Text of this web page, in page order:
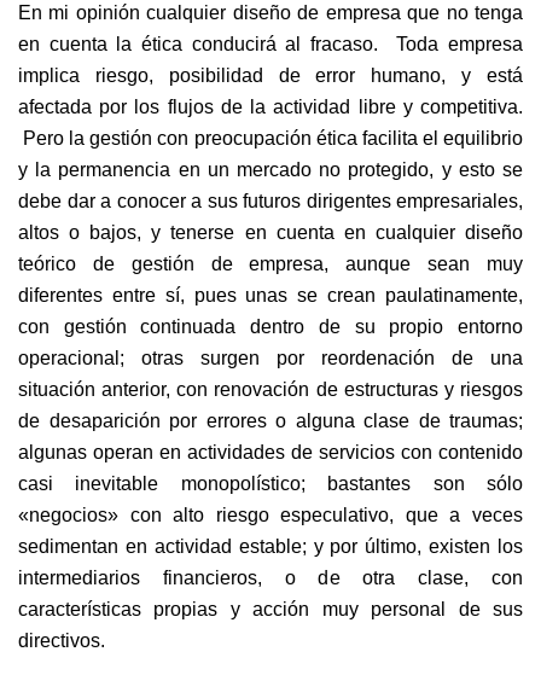
En mi opinión cualquier diseño de empresa que no tenga
en cuenta la ética conducirá al fracaso. Toda empresa
implica riesgo, posibilidad de error humano, y está
afectada por los flujos de la actividad libre y competitiva.
Pero la gestión con preocupación ética facilita el equilibrio
y la permanencia en un mercado no protegido, y esto se
debe dar a conocer a sus futuros dirigentes empresariales,
altos o bajos, y tenerse en cuenta en cualquier diseño
teórico de gestión de empresa, aunque sean muy
diferentes entre sí, pues unas se crean paulatinamente,
con gestión continuada dentro de su propio entorno
operacional; otras surgen por reordenación de una
situación anterior, con renovación de estructuras y riesgos
de desaparición por errores o alguna clase de traumas;
algunas operan en actividades de servicios con contenido
casi inevitable monopolístico; bastantes son sólo
«negocios» con alto riesgo especulativo, que a veces
sedimentan en actividad estable; y por último, existen los
intermediarios financieros, o de otra clase, con
características propias y acción muy personal de sus
directivos.